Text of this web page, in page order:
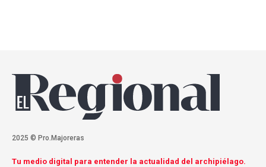
2025 © Pro.Majoreras
Tu medio digital para entender la actualidad del archipiélago.